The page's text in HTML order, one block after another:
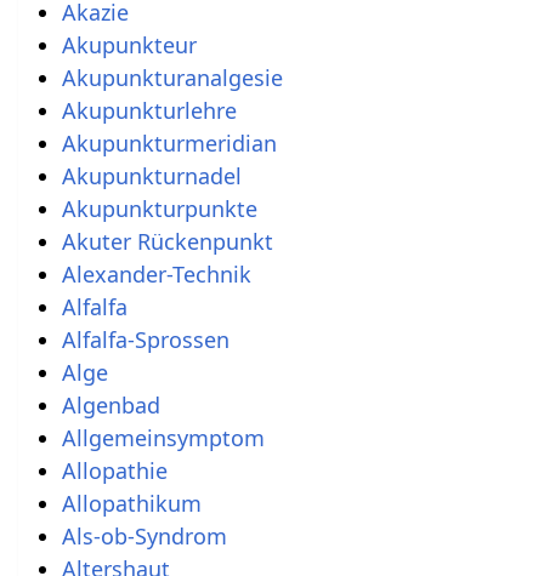
Akazie
Akupunkteur
Akupunkturanalgesie
Akupunkturlehre
Akupunkturmeridian
Akupunkturnadel
Akupunkturpunkte
Akuter Rückenpunkt
Alexander-Technik
Alfalfa
Alfalfa-Sprossen
Alge
Algenbad
Allgemeinsymptom
Allopathie
Allopathikum
Als-ob-Syndrom
Altershaut